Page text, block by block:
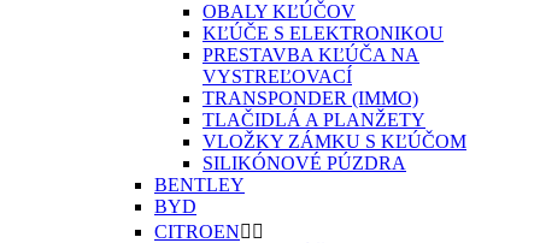
OBALY KĽÚČOV
KĽÚČE S ELEKTRONIKOU
PRESTAVBA KĽÚČA NA
VYSTREĽOVACÍ
TRANSPONDER (IMMO)
TLAČIDLÁ A PLANŽETY
VLOŽKY ZÁMKU S KĽÚČOM
SILIKÓNOVÉ PÚZDRA
BENTLEY
BYD
CITROEN 